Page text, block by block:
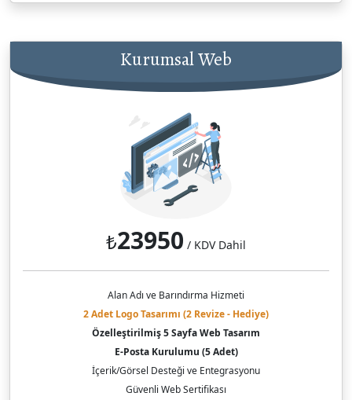
Kurumsal Web
₺23950 / KDV Dahil
Alan Adı ve Barındırma Hizmeti
2 Adet Logo Tasarımı (2 Revize - Hediye)
Özelleştirilmiş 5 Sayfa Web Tasarım
E-Posta Kurulumu (5 Adet)
İçerik/Görsel Desteği ve Entegrasyonu
Güvenli Web Sertifikası